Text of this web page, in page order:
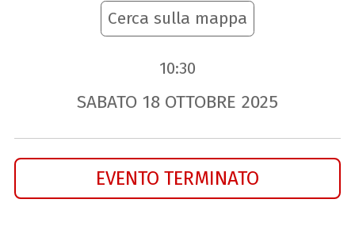
Cerca sulla mappa
10:30
SABATO 18 OTTOBRE 2025
EVENTO TERMINATO